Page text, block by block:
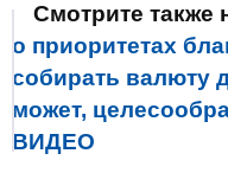
Смотрите также
о приоритетах
собирать валюту
может,
ВИДЕО